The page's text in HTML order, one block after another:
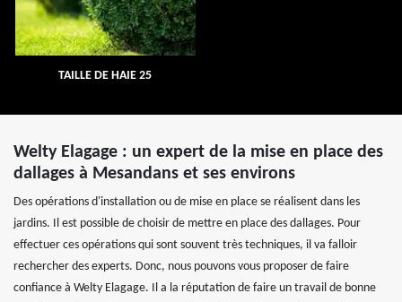
TAILLE DE HAIE 25
Welty Elagage : un expert de la mise en place des
dallages à Mesandans et ses environs
Des opérations d'installation ou de mise en place se réalisent dans les
jardins. Il est possible de choisir de mettre en place des dallages. Pour
effectuer ces opérations qui sont souvent très techniques, il va falloir
rechercher des experts. Donc, nous pouvons vous proposer de faire
confiance à Welty Elagage. Il a la réputation de faire un travail de bonne